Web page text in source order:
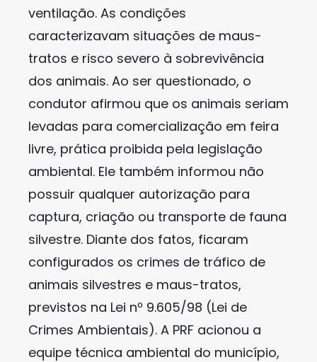
ventilação. As condições
caracterizavam situações de maus-
tratos e risco severo à sobrevivência
dos animais. Ao ser questionado, o
condutor afirmou que os animais seriam
levadas para comercialização em feira
livre, prática proibida pela legislação
ambiental. Ele também informou não
possuir qualquer autorização para
captura, criação ou transporte de fauna
silvestre. Diante dos fatos, ficaram
configurados os crimes de tráfico de
animais silvestres e maus-tratos,
previstos na Lei nº 9.605/98 (Lei de
Crimes Ambientais). A PRF acionou a
equipe técnica ambiental do município,